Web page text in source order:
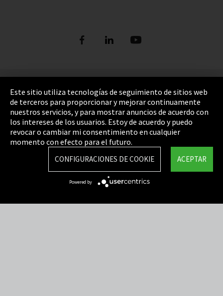
Pie de imprenta
Política de privacidad
Cookie Settings
Términos y Condiciones
Mapa del sitio
Integrity Line
Este sitio utiliza tecnologías de seguimiento de sitios web
de terceros para proporcionar y mejorar continuamente
nuestros servicios, y para mostrar anuncios de acuerdo con
los intereses de los usuarios. Estoy de acuerdo y puedo
revocar o cambiar mi consentimiento en cualquier
momento con efecto para el futuro.
ACEPTAR
CONFIGURACIONES DE COOKIE
Powered by